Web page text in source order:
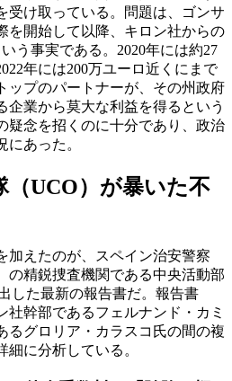
受け取っている。問題は、ゴンサ
を開始して以降、キロン社からの
う事実である。2020年には約27
年には200万ユーロ近くにまで
ップのパートナーが、その州政府
企業から莫大な利益を得るという
疑念を招くのに十分であり、政治
にあった。
（UCO）が暴いた不
加えたのが、スペイン治安警察
の精鋭捜査機関である中央活動部
した最新の報告書だ。報告書
社幹部であるフェルナンド・カミ
るグロリア・カラスコ氏の間の複
に分析している。